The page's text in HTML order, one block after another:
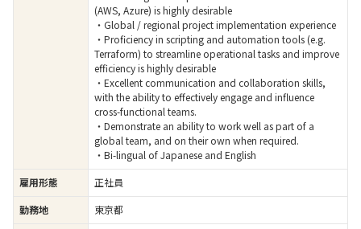
(AWS, Azure) is highly desirable
・Global / regional project implementation experience
・Proficiency in scripting and automation tools (e.g.
Terraform) to streamline operational tasks and improve
efficiency is highly desirable
・Excellent communication and collaboration skills,
with the ability to effectively engage and influence
cross-functional teams.
・Demonstrate an ability to work well as part of a
global team, and on their own when required.
・Bi-lingual of Japanese and English
雇用形態
正社員
勤務地
東京都